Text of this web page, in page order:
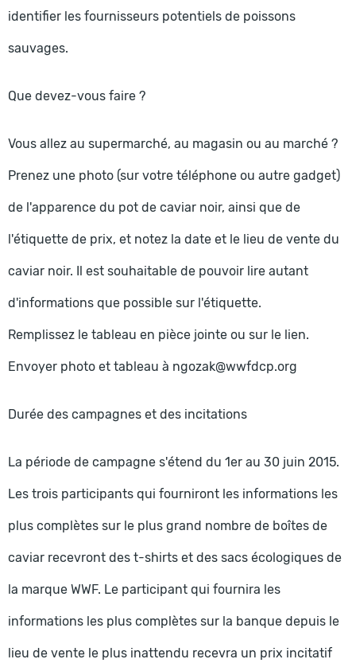
identifier les fournisseurs potentiels de poissons
sauvages.
Que devez-vous faire ?
Vous allez au supermarché, au magasin ou au marché ?
Prenez une photo (sur votre téléphone ou autre gadget)
de l'apparence du pot de caviar noir, ainsi que de
l'étiquette de prix, et notez la date et le lieu de vente du
caviar noir. Il est souhaitable de pouvoir lire autant
d'informations que possible sur l'étiquette.
Remplissez le tableau en pièce jointe ou sur le lien.
Envoyer photo et tableau à ngozak@wwfdcp.org
Durée des campagnes et des incitations
La période de campagne s'étend du 1er au 30 juin 2015.
Les trois participants qui fourniront les informations les
plus complètes sur le plus grand nombre de boîtes de
caviar recevront des t-shirts et des sacs écologiques de
la marque WWF. Le participant qui fournira les
informations les plus complètes sur la banque depuis le
lieu de vente le plus inattendu recevra un prix incitatif